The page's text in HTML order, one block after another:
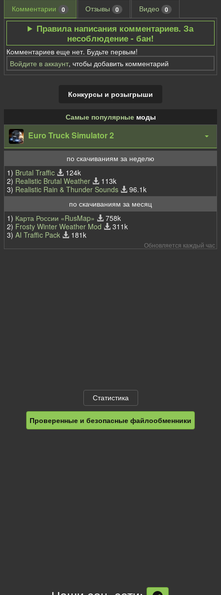
Комментарии 0 Отзывы 0 Видео 0
Правила написания комментариев. За
несоблюдение - бан!
Комментариев еще нет. Будьте первым!
Войдите в аккаунт, чтобы добавить комментарий
Конкурсы и розыгрыши
Самые популярныемоды
Euro Truck Simulator 2
по скачиваниям за неделю
1) Brutal Traffic
124k
2) Realistic Brutal Weather
113k
3) Realistic Rain & Thunder Sounds
96.1k
по скачиваниям за месяц
1) Карта России «RusMap»
758k
2) Frosty Winter Weather Mod
311k
3) AI Traffic Pack 181k
Обновляется каждый час
Статистика
Проверенные и безопасные файлообменники